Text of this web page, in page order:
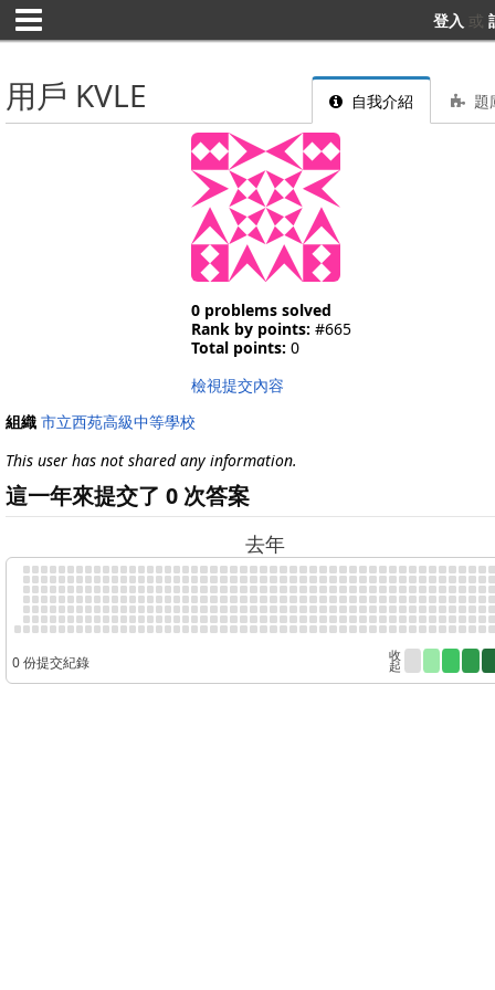
登入 或
用戶 KVLE 自我介紹 題
0 problems solved
Rank by points: #665
Total points: 0
檢視提交內容
組織 市立西苑高級中等學校
This user has not shared any information.
這一年來提交了 0 次答案
去年
0 份提交紀錄 收
起